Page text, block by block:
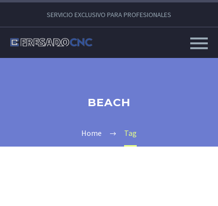
SERVICIO EXCLUSIVO PARA PROFESIONALES
BEACH
Home Tag